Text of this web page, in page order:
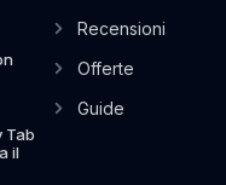
Tab
il
Recensioni
Offerte
Guide